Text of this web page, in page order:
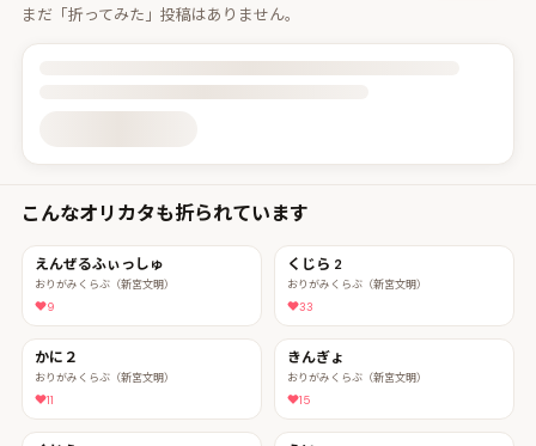
まだ「折ってみた」投稿はありません。
投稿詳細を読み込んでいます
こんなオリカタも折られています
えんぜるふぃっしゅ
おりがみくらぶ（新宮文明）
9
くじら 2
おりがみくらぶ（新宮文明）
33
かに２
おりがみくらぶ（新宮文明）
11
きんぎょ
おりがみくらぶ（新宮文明）
15